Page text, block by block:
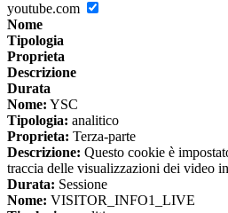
youtube.com
Nome
Tipologia
Proprieta
Descrizione
Durata
Nome: YSC
Tipologia: analitico
Proprieta: Terza-parte
Descrizione: Questo cookie è
traccia delle visualizzazioni dei video
Durata: Sessione
Nome: VISITOR_INFO1_LIVE